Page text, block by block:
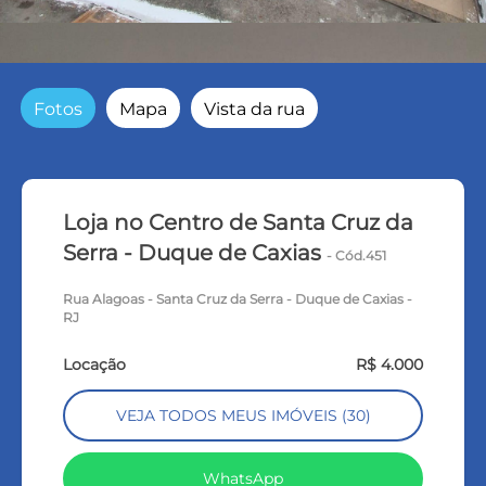
Fotos Mapa Vista da rua
Loja no Centro de Santa Cruz da
Serra - Duque de Caxias- Cód.451
Rua Alagoas - Santa Cruz da Serra - Duque de Caxias -
RJ
Locação R$ 4.000
VEJA TODOS MEUS IMÓVEIS (30)
WhatsApp